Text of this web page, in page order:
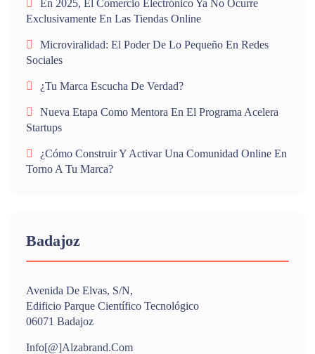
En 2025, El Comercio Electrónico Ya No Ocurre
Exclusivamente En Las Tiendas Online
Microviralidad: El Poder De Lo Pequeño En Redes
Sociales
¿Tu Marca Escucha De Verdad?
Nueva Etapa Como Mentora En El Programa Acelera
Startups
¿Cómo Construir Y Activar Una Comunidad Online En
Torno A Tu Marca?
Badajoz
Avenida De Elvas, S/n,
Edificio Parque Científico Tecnológico
06071 Badajoz
Info[@]alzabrand.com